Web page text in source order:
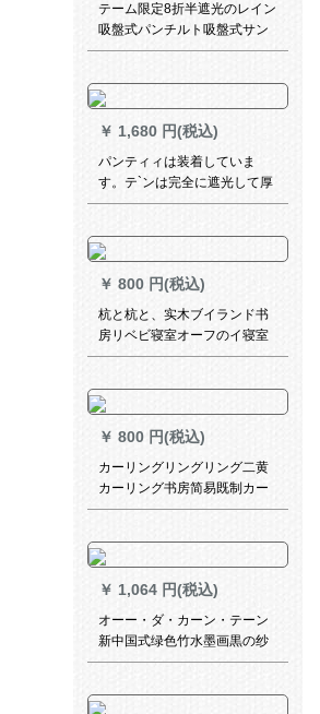
テーム限定8折半遮光のレイン
吸盤式パンチルト吸盤式サン
バステックス寝室断熱遮光カ
ート
￥ 1,680 円(税込)
パンティィは装着していま
す。テ`ンは完全に遮光して厚
い手の日よけを遮断して热を
の简易カードです。テ-ン軍グ
リン-伸縮レバ式3.0*1.7 m-材
料なしで短いです。
￥ 800 円(税込)
杭と杭と、实木ブイランド书
房リベビ寝室オーフのイ寝室
中国式电动遮光オーダ木制の
スを提供します。
￥ 800 円(税込)
カーリングリングリング二黄
カーリング书房简易既制カー
リングリングリングリングリ
グリングリングリングリング
大気圏ラグーオンオンオンリ
ングリングリングリングリン
グシステムグリングの幅2.5
m*高さ2.7 m
￥ 1,064 円(税込)
オーー・ダ・カーン・テーン
新中国式绿色竹水墨画黒の纱
カーターテーン寝室リングビ
ーテーンンンンテーンンンン